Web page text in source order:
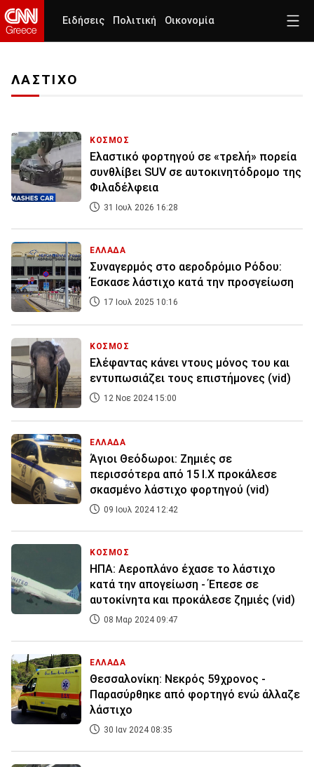
Ειδήσεις Πολιτική Οικονομία
ΛΑΣΤΙΧΟ
ΚΟΣΜΟΣ
Ελαστικό φορτηγού σε «τρελή» πορεία
συνθλίβει SUV σε αυτοκινητόδρομο της
Φιλαδέλφεια
31 Ιουλ 2026 16:28
ΕΛΛΑΔΑ
Συναγερμός στο αεροδρόμιο Ρόδου:
Έσκασε λάστιχο κατά την προσγείωση
17 Ιουλ 2025 10:16
ΚΟΣΜΟΣ
Ελέφαντας κάνει ντους μόνος του και
εντυπωσιάζει τους επιστήμονες (vid)
12 Νοε 2024 15:00
ΕΛΛΑΔΑ
Άγιοι Θεόδωροι: Ζημιές σε
περισσότερα από 15 Ι.Χ προκάλεσε
σκασμένο λάστιχο φορτηγού (vid)
09 Ιουλ 2024 12:42
ΚΟΣΜΟΣ
ΗΠΑ: Αεροπλάνο έχασε το λάστιχο
κατά την απογείωση - Έπεσε σε
αυτοκίνητα και προκάλεσε ζημιές (vid)
08 Μαρ 2024 09:47
ΕΛΛΑΔΑ
Θεσσαλονίκη: Νεκρός 59χρονος -
Παρασύρθηκε από φορτηγό ενώ άλλαζε
λάστιχο
30 Ιαν 2024 08:35